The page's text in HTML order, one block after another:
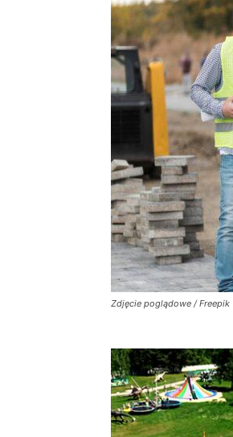
Zdjęcie poglądowe / Freepik